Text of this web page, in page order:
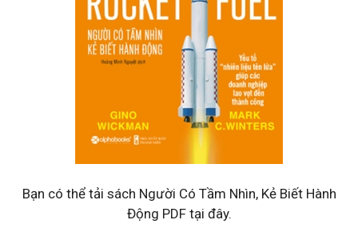
Bạn có thể tải sách Người Có Tầm Nhìn, Kẻ Biết Hành
Động PDF tại đây.